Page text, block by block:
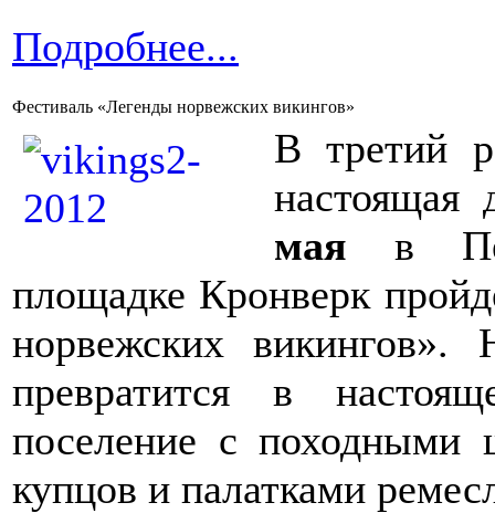
Подробнее...
Фестиваль «Легенды норвежских викингов»
В третий
настоящая
мая в
площадке Кронверк
норвежских
превратится в
поселение с походными
купцов и палатками